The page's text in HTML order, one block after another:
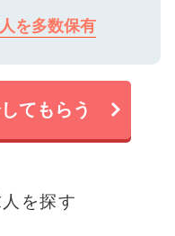
を多数保有
てもらう
を探す